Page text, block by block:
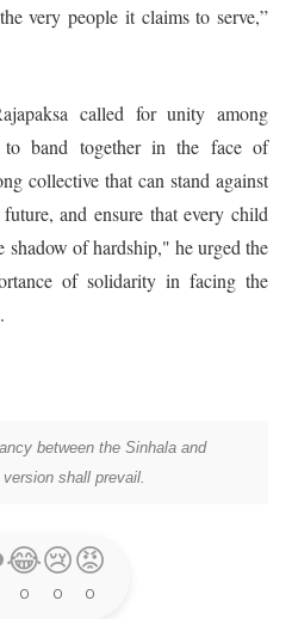
very people it claims to serve,”
called for unity among
to band together in the face of
collective that can stand against
and ensure that every child
shadow of hardship," he urged the
of solidarity in facing the
between the Sinhala and
shall prevail.
😂
0
😢
0
😡
0